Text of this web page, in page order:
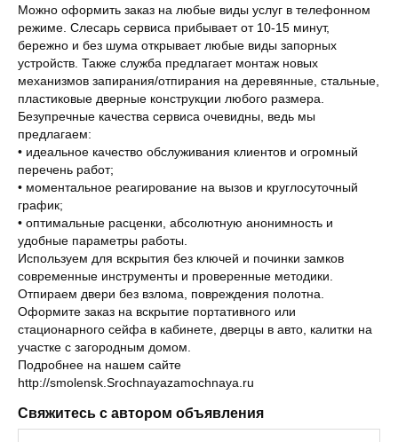
Можно оформить заказ на любые виды услуг в телефонном
режиме. Слесарь сервиса прибывает от 10-15 минут,
бережно и без шума открывает любые виды запорных
устройств. Также служба предлагает монтаж новых
механизмов запирания/отпирания на деревянные, стальные,
пластиковые дверные конструкции любого размера.
Безупречные качества сервиса очевидны, ведь мы
предлагаем:
• идеальное качество обслуживания клиентов и огромный
перечень работ;
• моментальное реагирование на вызов и круглосуточный
график;
• оптимальные расценки, абсолютную анонимность и
удобные параметры работы.
Используем для вскрытия без ключей и починки замков
современные инструменты и проверенные методики.
Отпираем двери без взлома, повреждения полотна.
Оформите заказ на вскрытие портативного или
стационарного сейфа в кабинете, дверцы в авто, калитки на
участке с загородным домом.
Подробнее на нашем сайте
http://smolensk.Srochnayazamochnaya.ru
Свяжитесь с автором объявления